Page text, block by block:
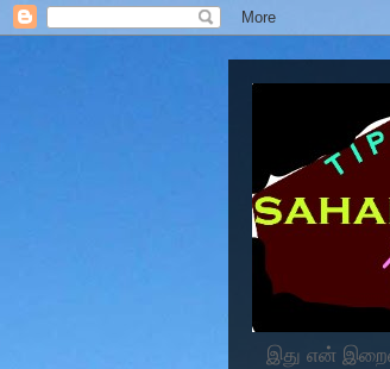
இது என்